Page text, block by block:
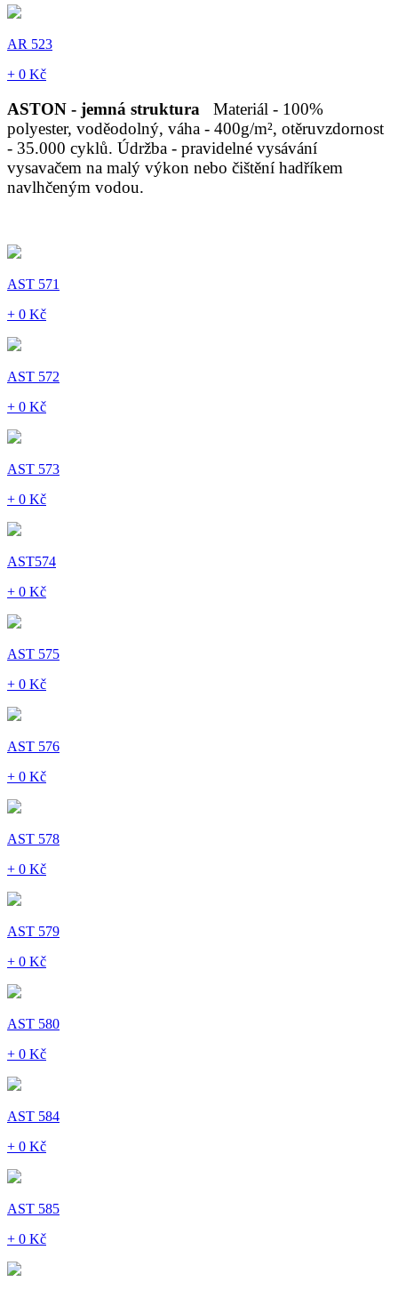
AR 523
+ 0 Kč
ASTON - jemná struktura
Materiál - 100%
polyester, voděodolný, váha - 400g/m², otěruvzdornost
- 35.000 cyklů. Údržba - pravidelné vysávání
vysavačem na malý výkon nebo čištění hadříkem
navlhčeným vodou.
AST 571
+ 0 Kč
AST 572
+ 0 Kč
AST 573
+ 0 Kč
AST574
+ 0 Kč
AST 575
+ 0 Kč
AST 576
+ 0 Kč
AST 578
+ 0 Kč
AST 579
+ 0 Kč
AST 580
+ 0 Kč
AST 584
+ 0 Kč
AST 585
+ 0 Kč